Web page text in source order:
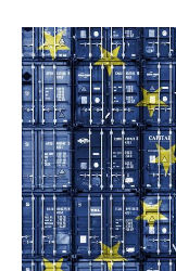
Landtag. Seit 2021
Bundesland von
CDU, SPD und FDP
Umfragen,
Wahlprogramme,
und Hintergründe zu
und Kandidaten der
Wahl.
Sendungen
Audio-Archiv